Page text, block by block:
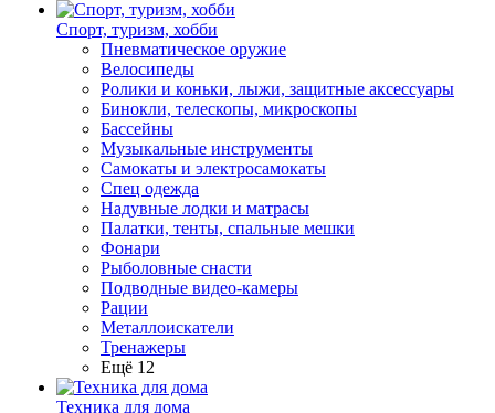
Спорт, туризм, хобби
Пневматическое оружие
Велосипеды
Ролики и коньки, лыжи, защитные аксессуары
Бинокли, телескопы, микроскопы
Бассейны
Музыкальные инструменты
Самокаты и электросамокаты
Спец одежда
Надувные лодки и матрасы
Палатки, тенты, спальные мешки
Фонари
Рыболовные снасти
Подводные видео-камеры
Рации
Металлоискатели
Тренажеры
Ещё 12
Техника для дома